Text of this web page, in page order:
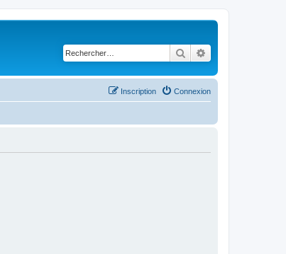
Rechercher
Connexion
Inscription